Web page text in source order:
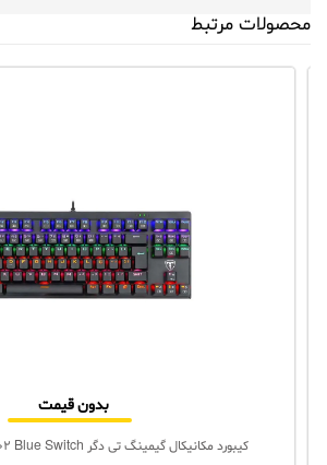
محصولات مرتبط
بدون قیمت
کیبورد مکانیکال گیمینگ تی دگر Corvette T-TGK302 Blue Switch